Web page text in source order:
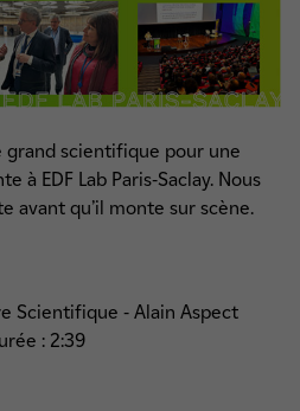
grand scientifique pour une
à EDF Lab Paris-Saclay. Nous
avant qu’il monte sur scène.
Scientifique - Alain Aspect
: 2:39